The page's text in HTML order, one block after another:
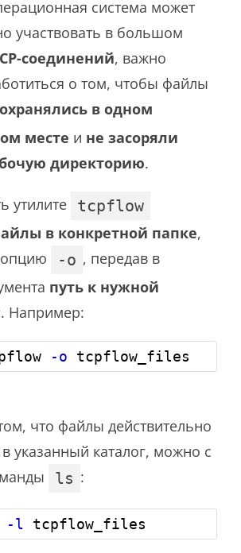
система может
участвовать в большом
соединений, важно
о том, чтобы файлы
в одном
месте и не засоряли
директорию.
утилите tcpflow
в конкретной папке,
опцию
-o , передав в
путь к нужной
. Например:
-o tcpflow_files
что файлы действительно
указанный каталог, можно с
ls :
-l tcpflow_files